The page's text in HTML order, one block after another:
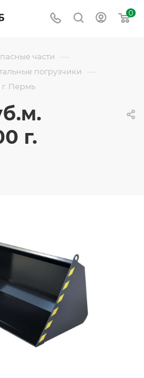
0
части —
погрузчики —
г. Пермь
г.